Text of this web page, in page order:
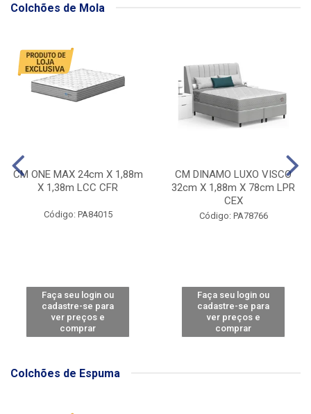
Colchões de Mola
CM ONE MAX 24cm X 1,88m
X 1,38m LCC CFR
Código: PA84015
Faça seu login ou
cadastre-se para
ver preços e
comprar
CM DINAMO LUXO VISCO
32cm X 1,88m X 78cm LPR
CEX
Código: PA78766
Faça seu login ou
cadastre-se para
ver preços e
comprar
Colchões de Espuma